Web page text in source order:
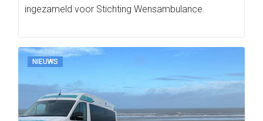
ingezameld voor Stichting Wensambulance.
NIEUWS